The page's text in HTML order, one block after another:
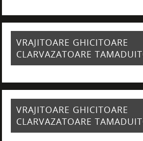
VRAJITOARE GHICITOARE
CLARVAZATOARE
VRAJITOARE GHICITOARE
CLARVAZATOARE